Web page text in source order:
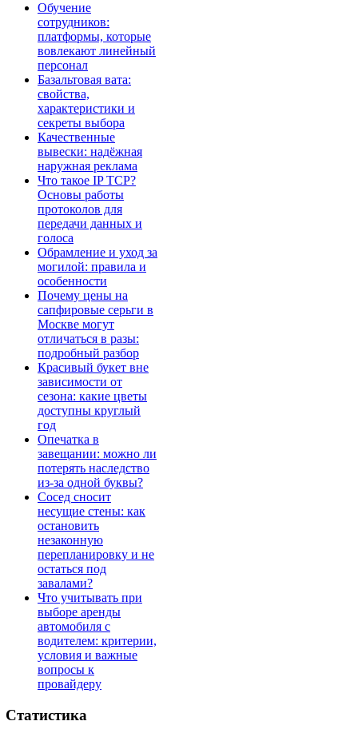
Обучение
сотрудников:
платформы, которые
вовлекают линейный
персонал
Базальтовая вата:
свойства,
характеристики и
секреты выбора
Качественные
вывески: надёжная
наружная реклама
Что такое IP TCP?
Основы работы
протоколов для
передачи данных и
голоса
Обрамление и уход за
могилой: правила и
особенности
Почему цены на
сапфировые серьги в
Москве могут
отличаться в разы:
подробный разбор
Красивый букет вне
зависимости от
сезона: какие цветы
доступны круглый
год
Опечатка в
завещании: можно ли
потерять наследство
из-за одной буквы?
Сосед сносит
несущие стены: как
остановить
незаконную
перепланировку и не
остаться под
завалами?
Что учитывать при
выборе аренды
автомобиля с
водителем: критерии,
условия и важные
вопросы к
провайдеру
Статистика